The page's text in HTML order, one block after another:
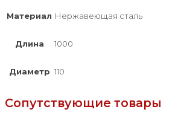
Материал Нержавеющая сталь
Длина 1000
Диаметр 110
Сопутствующие товары